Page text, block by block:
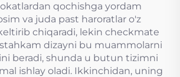
qochishga yordam
va juda past haroratlar o'z
chiqaradi, lekin checkmate
dizayni bu muammolarni
beradi, shunda u butun tizimni
ishlay oladi. Ikkinchidan, uning